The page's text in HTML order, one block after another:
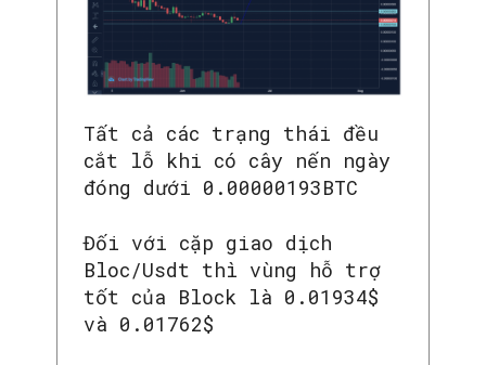
Tất cả các trạng thái đều
cắt lỗ khi có cây nến ngày
đóng dưới 0.00000193BTC
Đối với cặp giao dịch
Bloc/Usdt thì vùng hỗ trợ
tốt của Block là 0.01934$
và 0.01762$